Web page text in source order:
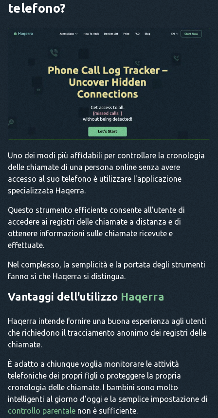
telefono?
Uno dei modi più affidabili per controllare la cronologia
delle chiamate di una persona online senza avere
accesso al suo telefono è utilizzare l'applicazione
specializzata Haqerra.
Questo strumento efficiente consente all'utente di
accedere ai registri delle chiamate a distanza e di
ottenere informazioni sulle chiamate ricevute e
effettuate.
Nel complesso, la semplicità e la portata degli strumenti
fanno sì che Haqerra si distingua.
Vantaggi dell'utilizzo Haqerra
Haqerra intende fornire una buona esperienza agli utenti
che richiedono il tracciamento anonimo dei registri delle
chiamate.
È adatto a chiunque voglia monitorare le attività
telefoniche dei propri figli o proteggere la propria
cronologia delle chiamate. I bambini sono molto
intelligenti al giorno d'oggi e la semplice impostazione di
controllo parentale non è sufficiente.